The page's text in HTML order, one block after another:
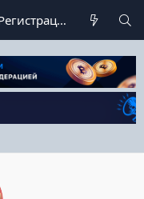
Регистрация